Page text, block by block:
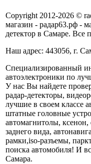
Copyright 2012-2026 ©
магазин - радар63.рф -
детектор в Самаре. Все
Наш адрес: 443056, г.
Специализированный
автоэлектроники по
У нас Вы найдете
радар-детекторы,
лучшие в своем классе
штатные головные
автомагнитолы,
заднего вида,
рамки,iso-разъемы,
поиска автомобиля! И
Самара.